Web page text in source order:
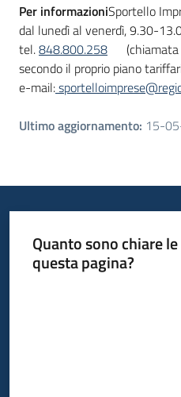
Per informazioniSportello
dal lunedì al venerdì, 9.30-
tel.848.800.258
secondo il proprio piano
e-mail:
Ultimo aggiornamento: 15-
Quanto sono chiare
questa pagina?